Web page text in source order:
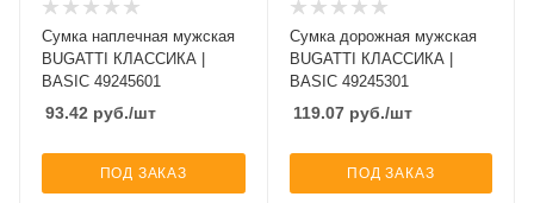
Сумка наплечная мужская
BUGATTI КЛАССИКА |
BASIC 49245601
93.42 руб./шт
ПОД ЗАКАЗ
Сумка дорожная мужская
BUGATTI КЛАССИКА |
BASIC 49245301
119.07руб./шт
ПОД ЗАКАЗ